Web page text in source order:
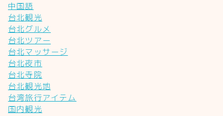
中国語
台北観光
台北グルメ
台北ツアー
台北マッサージ
台北夜市
台北寺院
台北観光地
台湾旅行アイテム
国内観光